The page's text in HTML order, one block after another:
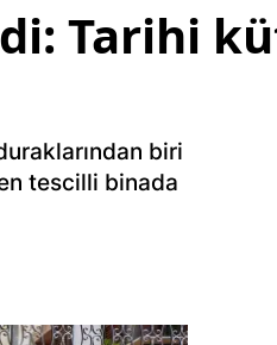
Tarihi
biri
tescilli binada